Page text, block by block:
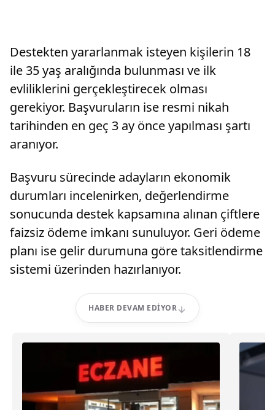
Destekten yararlanmak isteyen kişilerin 18
ile 35 yaş aralığında bulunması ve ilk
evliliklerini gerçekleştirecek olması
gerekiyor. Başvuruların ise resmi nikah
tarihinden en geç 3 ay önce yapılması şartı
aranıyor.
Başvuru sürecinde adayların ekonomik
durumları incelenirken, değerlendirme
sonucunda destek kapsamına alınan çiftlere
faizsiz ödeme imkanı sunuluyor. Geri ödeme
planı ise gelir durumuna göre taksitlendirme
sistemi üzerinden hazırlanıyor.
HABER DEVAM EDIYOR